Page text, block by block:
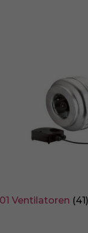
01 Ventilatoren (41)